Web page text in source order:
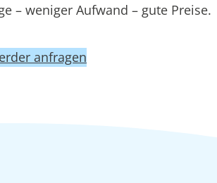
– weniger Aufwand – gute Preise.
anfragen